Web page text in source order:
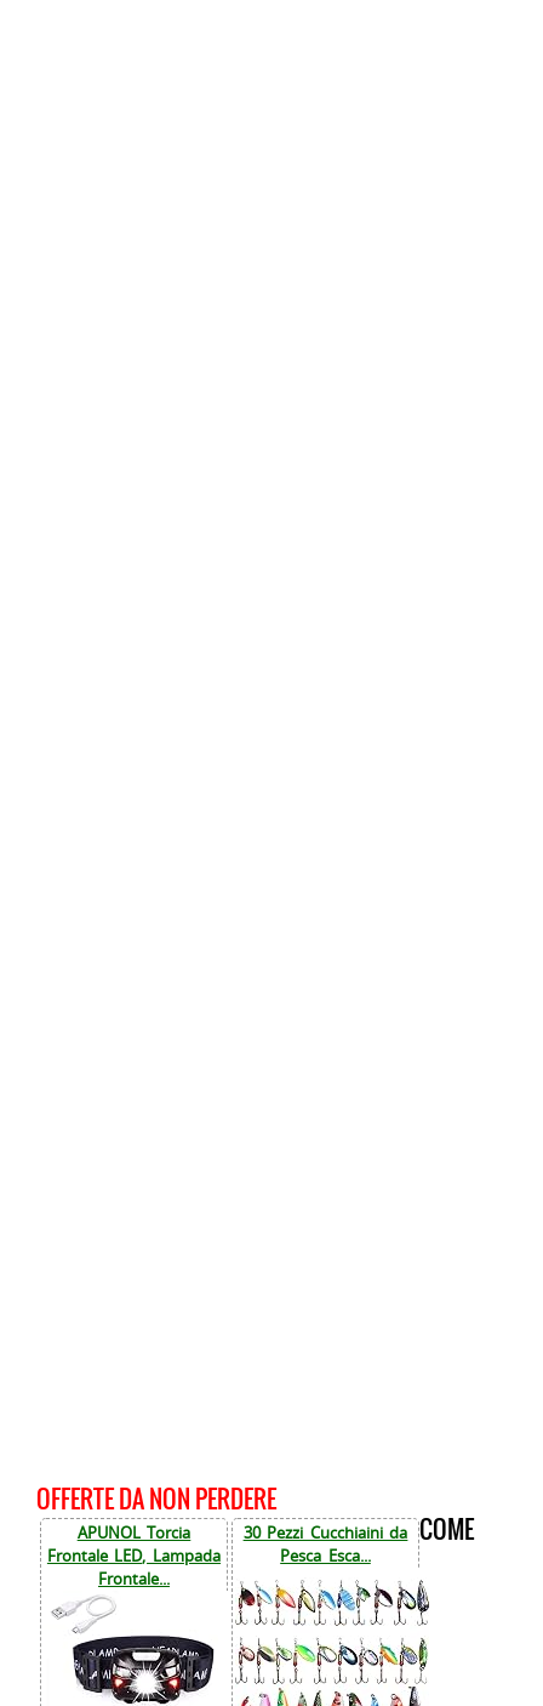
OFFERTE DA NON PERDERE
APUNOL Torcia
Frontale LED, Lampada
Frontale...
30 Pezzi Cucchiaini da
Pesca Esca...
COME